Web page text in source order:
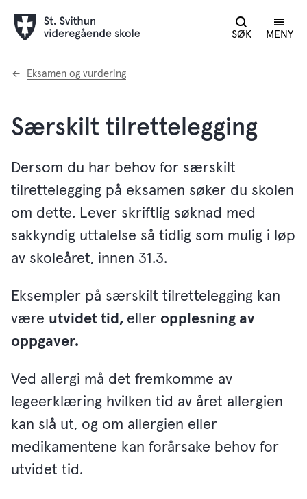
SØK MENY
Du
Eksamen og vurdering
Særskilt tilrettelegging
Dersom du har behov for særskilt
tilrettelegging på eksamen søker du skolen
om dette. Lever skriftlig søknad med
sakkyndig uttalelse så tidlig som mulig i løp
av skoleåret, innen 31.3.
Eksempler på særskilt tilrettelegging kan
være utvidet tid, eller opplesning av
oppgaver.
Ved allergi må det fremkomme av
legeerklæring hvilken tid av året allergien
kan slå ut, og om allergien eller
medikamentene kan forårsake behov for
utvidet tid.